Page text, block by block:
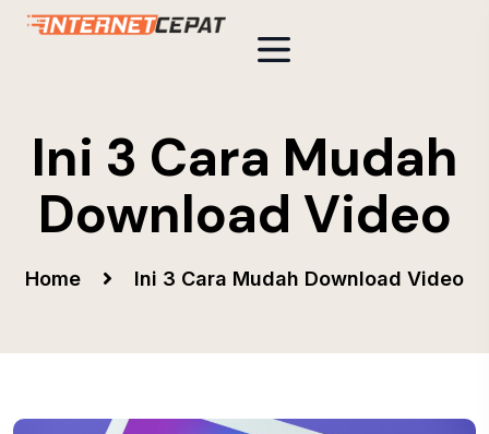
Ini 3 Cara Mudah
Download Video
Home Ini 3 Cara Mudah Download Video